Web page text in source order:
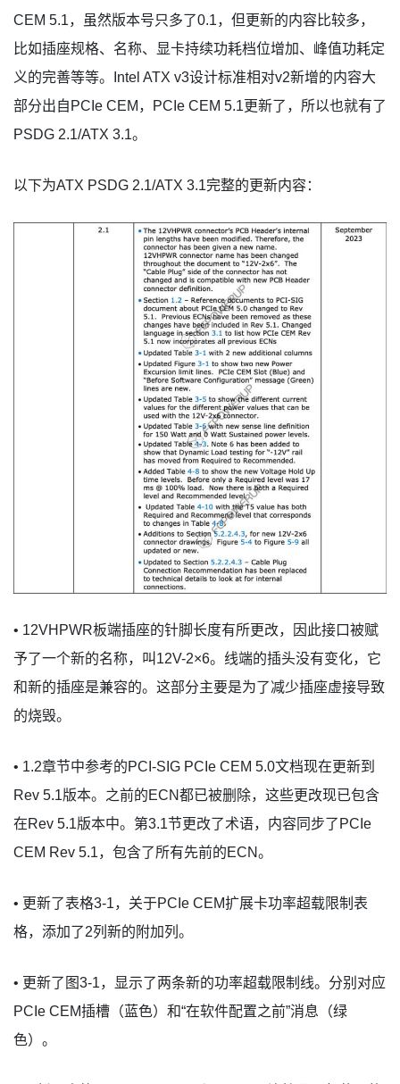
CEM 5.1，虽然版本号只多了0.1，但更新的内容比较多，
比如插座规格、名称、显卡持续功耗档位增加、峰值功耗定
义的完善等等。Intel ATX v3设计标准相对v2新增的内容大
部分出自PCIe CEM，PCIe CEM 5.1更新了，所以也就有了
PSDG 2.1/ATX 3.1。
以下为ATX PSDG 2.1/ATX 3.1完整的更新内容：
• 12VHPWR板端插座的针脚长度有所更改，因此接口被赋
予了一个新的名称，叫12V-2×6。线端的插头没有变化，它
和新的插座是兼容的。这部分主要是为了减少插座虚接导致
的烧毁。
• 1.2章节中参考的PCI-SIG PCIe CEM 5.0文档现在更新到
Rev 5.1版本。之前的ECN都已被删除，这些更改现已包含
在Rev 5.1版本中。第3.1节更改了术语，内容同步了PCIe
CEM Rev 5.1，包含了所有先前的ECN。
• 更新了表格3-1，关于PCIe CEM扩展卡功率超载限制表
格，添加了2列新的附加列。
• 更新了图3-1，显示了两条新的功率超载限制线。分别对应
PCIe CEM插槽（蓝色）和“在软件配置之前”消息（绿
色）。